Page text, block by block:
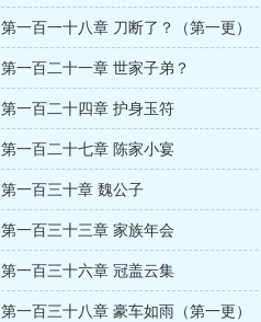
第一百一十八章 刀断了？（第一更）
第一百二十一章 世家子弟？
第一百二十四章 护身玉符
第一百二十七章 陈家小宴
第一百三十章 魏公子
第一百三十三章 家族年会
第一百三十六章 冠盖云集
第一百三十八章 豪车如雨（第一更）